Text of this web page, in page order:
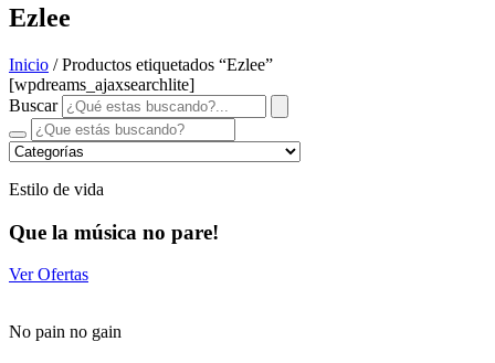
Ezlee
Inicio / Productos etiquetados “Ezlee”
[wpdreams_ajaxsearchlite]
Buscar
Estilo de vida
Que la música no pare!
Ver Ofertas
No pain no gain